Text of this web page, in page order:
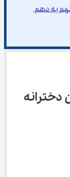
به دهم
دخترانه